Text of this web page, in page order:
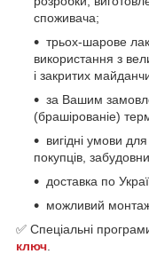
споживача;
трьох-шарове
використання з
і закритих
за Вашим
(брашірованіе)
вигідні умови
покупців,
доставка по
можливий
✅ Спеціальні
ключ